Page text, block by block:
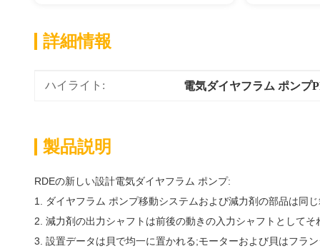
詳細情報
ハイライト: 電気ダイヤフラム ポンプ
製品説明
RDEの新しい設計電気ダイヤフラム ポンプ:
1. ダイヤフラム ポンプ移動システムおよび減力剤の部品は同
2. 減力剤の出力シャフトは前後の動きの入力シャフトとして
3. 設置データは貝で均一に置かれる;モーターおよび貝はフラ